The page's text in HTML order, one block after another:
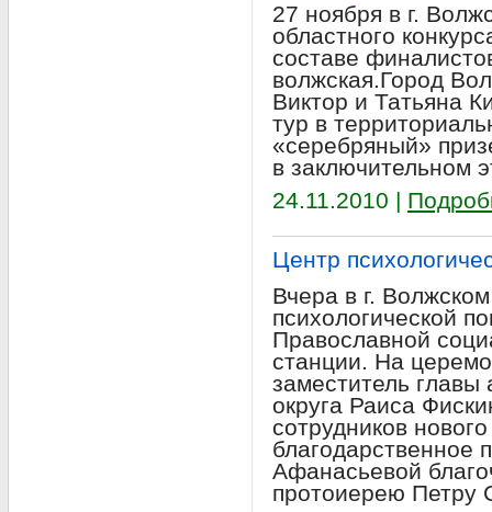
27 ноября в г.
областного
составе
волжская.Город
Виктор и Татьяна
тур в
«серебряный»
в заключительном
24.11.2010 |
Центр
Вчера в г.
психологической
Православной
станции. На
заместитель главы
округа Раиса
сотрудников
благодарственное
Афанасьевой
протоиерею Петру